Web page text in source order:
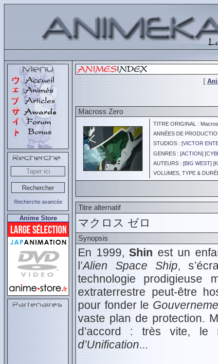
Recherche avancée
Anime Store
[
Macross Zero
TITRE ORIGINAL :
ANNÉES DE
STUDIOS : [VICTOR
GENRES : [ACTION] [
AUTEURS : [BIG WEST] [
VOLUMES, TYPE &
Titre alternatif
マクロス ゼロ
Synopsis
En 1999,Shin est un
l’Alien Space Ship,
technologie prodigieuse
extraterrestre peut-être
pour fonder le
vaste plan de protection.
d’accord : très vite,
d’Unification...